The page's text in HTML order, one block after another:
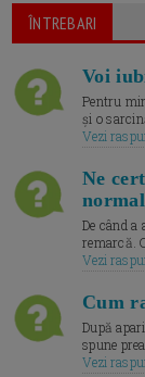
ÎNTREBARI
Voi
Pentru
și o
Vezi
Ne
De când
remarcă.
Vezi
Cum
După
spune
Vezi